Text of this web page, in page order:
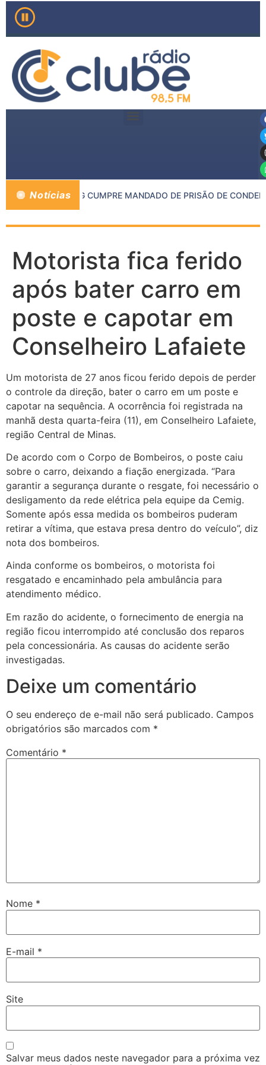
Notícias
INHAPIM E PMMG CUMPRE MANDADO DE PRISÃO DE
Motorista fica ferido
após bater carro em
poste e capotar em
Conselheiro Lafaiete
Um motorista de 27 anos ficou ferido depois de perder
o controle da direção, bater o carro em um poste e
capotar na sequência. A ocorrência foi registrada na
manhã desta quarta-feira (11), em Conselheiro Lafaiete,
região Central de Minas.
De acordo com o Corpo de Bombeiros, o poste caiu
sobre o carro, deixando a fiação energizada. “Para
garantir a segurança durante o resgate, foi necessário o
desligamento da rede elétrica pela equipe da Cemig.
Somente após essa medida os bombeiros puderam
retirar a vítima, que estava presa dentro do veículo”, diz
nota dos bombeiros.
Ainda conforme os bombeiros, o motorista foi
resgatado e encaminhado pela ambulância para
atendimento médico.
Em razão do acidente, o fornecimento de energia na
região ficou interrompido até conclusão dos reparos
pela concessionária. As causas do acidente serão
investigadas.
Deixe um comentário
O seu endereço de e-mail não será publicado. Campos
obrigatórios são marcados com *
Comentário *
Nome *
E-mail *
Site
Salvar meus dados neste navegador para a próxima vez